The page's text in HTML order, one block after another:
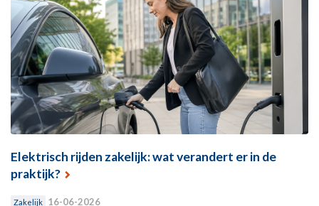
Elektrisch rijden zakelijk: wat verandert er in de
praktijk?
Zakelijk 16-06-2026